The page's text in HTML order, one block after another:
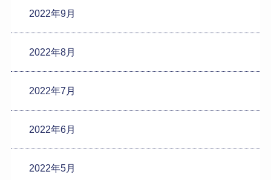
2022年9月
2022年8月
2022年7月
2022年6月
2022年5月